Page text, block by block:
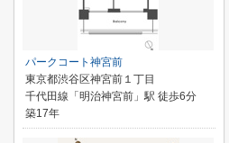
パークコート神宮前
東京都渋谷区神宮前１丁目
千代田線「明治神宮前」駅 徒歩6分
築17年